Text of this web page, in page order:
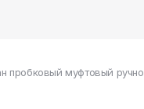
пробковый муфтовый